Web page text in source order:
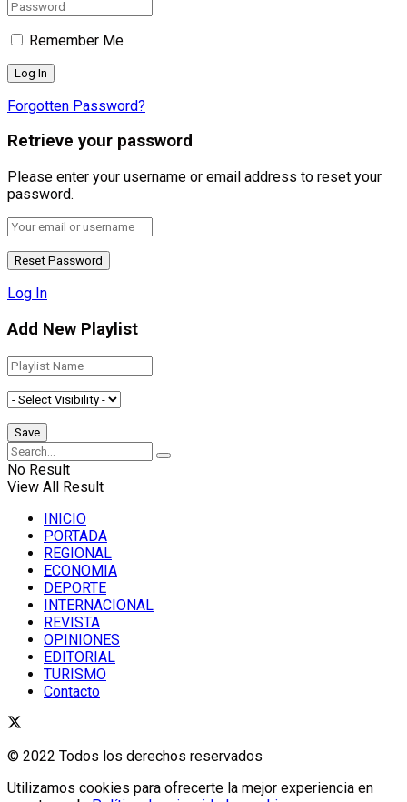
Remember Me
Forgotten Password?
Retrieve your password
Please enter your username or email address to reset your
password.
Log In
Add New Playlist
No Result
View All Result
INICIO
PORTADA
REGIONAL
ECONOMIA
DEPORTE
INTERNACIONAL
REVISTA
OPINIONES
EDITORIAL
TURISMO
Contacto
© 2022 Todos los derechos reservados
Utilizamos cookies para ofrecerte la mejor experiencia en